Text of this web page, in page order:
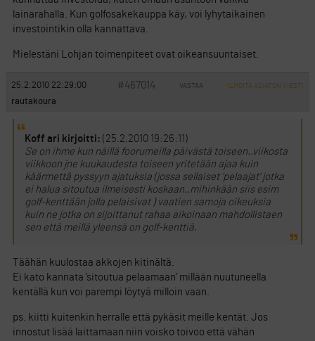
lainarahalla. Kun golfosakekauppa käy, voi lyhytaikainen
investointikin olla kannattava.
Mielestäni Lohjan toimenpiteet ovat oikeansuuntaiset.
25.2.2010 22:29:00 #467014 VASTAA ILMOITA ASIATON VIESTI
rautakoura
Koff ari kirjoitti: (25.2.2010 19:26:11)
Se on ihme kun näillä foorumeilla päivästä toiseen..viikosta
viikkoon jne kuukaudesta toiseen yritetään ajaa kuin
käärmettä pyssyyn ajatuksia (jossa sellaiset ’pelaajat’ jotka
ei halua sitoutua ilmeisesti koskaan..mihinkään siis esim
golf-kenttään jolla pelaisivat ) vaatien samoja oikeuksia
kuin ne jotka on sijoittanut rahaa aikoinaan mahdollistaen
sen että meillä yleensä on golf-kenttiä.
Täähän kuulostaa akkojen kitinältä.
Ei kato kannata ’sitoutua pelaamaan’ millään nuutuneella
kentällä kun voi parempi löytyä milloin vaan.
ps. kiitti kuitenkin herralle että pykäsit meille kentät. Jos
innostut lisää laittamaan niin voisko toivoo että vähän